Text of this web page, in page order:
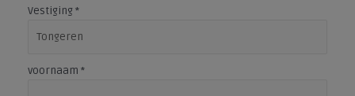
Vestiging*
voornaam *